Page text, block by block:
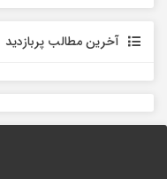
آخرین مطالب پربازدید